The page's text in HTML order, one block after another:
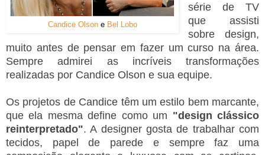
Candice Olsone Bel Lobo
série de TV
que assisti
sobre design,
muito antes de pensar em fazer um curso na área.
Sempre admirei as incríveis transformações
realizadas por Candice Olson e sua equipe.
Os projetos de Candice têm um estilo bem marcante,
que ela mesma define como um "design clássico
reinterpretado". A designer gosta de trabalhar com
tecidos, papel de parede e sempre faz uma